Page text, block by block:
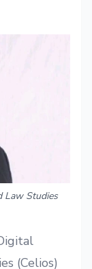
Law Studies
(Celios)